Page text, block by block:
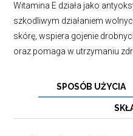
Witamina E działa jako
szkodliwym działaniem
skórę, wspiera gojenie
oraz pomaga w utrzymaniu
SPOSÓB UŻYCIA